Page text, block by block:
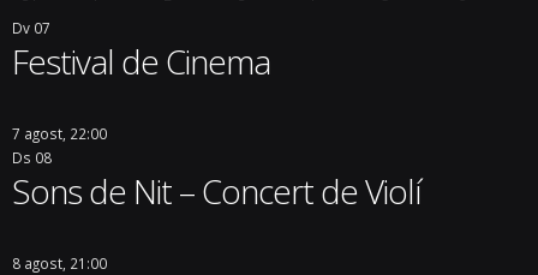
Dv 07
Festival de Cinema
7 agost, 22:00
Ds 08
Sons de Nit – Concert de Violí
8 agost, 21:00